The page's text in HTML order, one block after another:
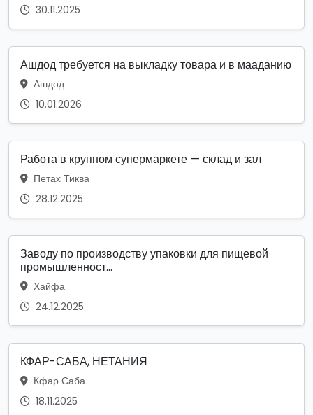
30.11.2025
Ашдод требуется на выкладку товара и в мааданию
Ашдод
10.01.2026
Работа в крупном супермаркете — склад и зал
Петах Тиква
28.12.2025
Заводу по производству упаковки для пищевой
промышленност...
Хайфа
24.12.2025
КФАР-САБА, НЕТАНИЯ
Кфар Саба
18.11.2025